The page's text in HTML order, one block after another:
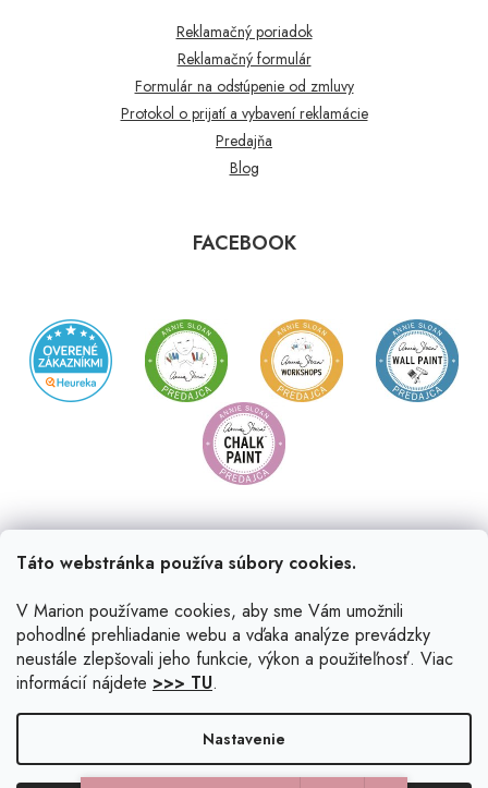
Táto webstránka používa súbory cookies.
V Marion používame cookies, aby sme Vám umožnili
pohodlné prehliadanie webu a vďaka analýze prevádzky
neustále zlepšovali jeho funkcie, výkon a použiteľnosť. Viac
informácií nájdete >>> TU.
Nastavenie
Reklamačný poriadok
Reklamačný formulár
Formulár na odstúpenie od zmluvy
Protokol o prijatí a vybavení reklamácie
Predajňa
Blog
FACEBOOK
Vytvoril Shoptet|Upravil Balkys